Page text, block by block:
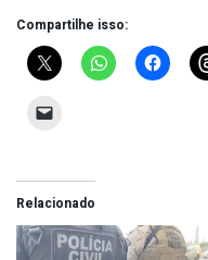
Compartilhe isso:
Relacionado